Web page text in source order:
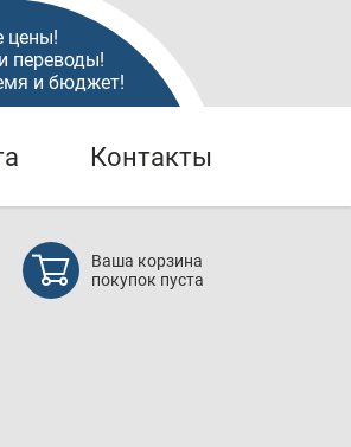
цены!
переводы!
и бюджет!
Контакты
Ваша корзина
покупок пуста